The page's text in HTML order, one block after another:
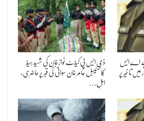
سے اے ایس
تاخیر پر
ڈی ایس پی کیڈٹ نواز خان کی شہید ہیڈ
کانسٹیبل عامر خان سواتی کی قبر پر حاضری،
اہلِ…